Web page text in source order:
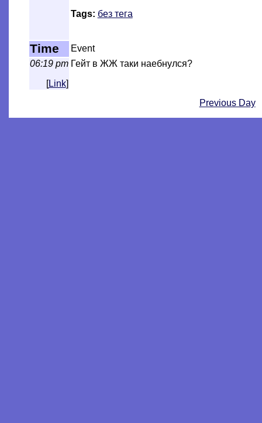
Tags: без тега
Time
Event
06:19 pm
Link]
Гейт в ЖЖ таки наебнулся?
Previous Day